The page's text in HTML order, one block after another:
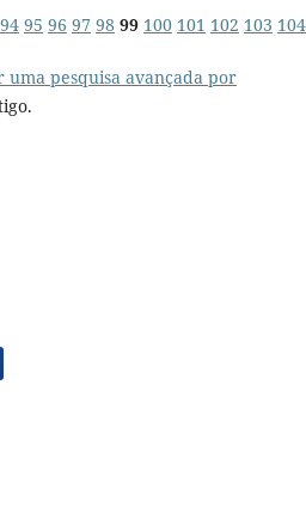
94 95 96 97 98 99 100 101 102 103 104
uma pesquisa avançada por